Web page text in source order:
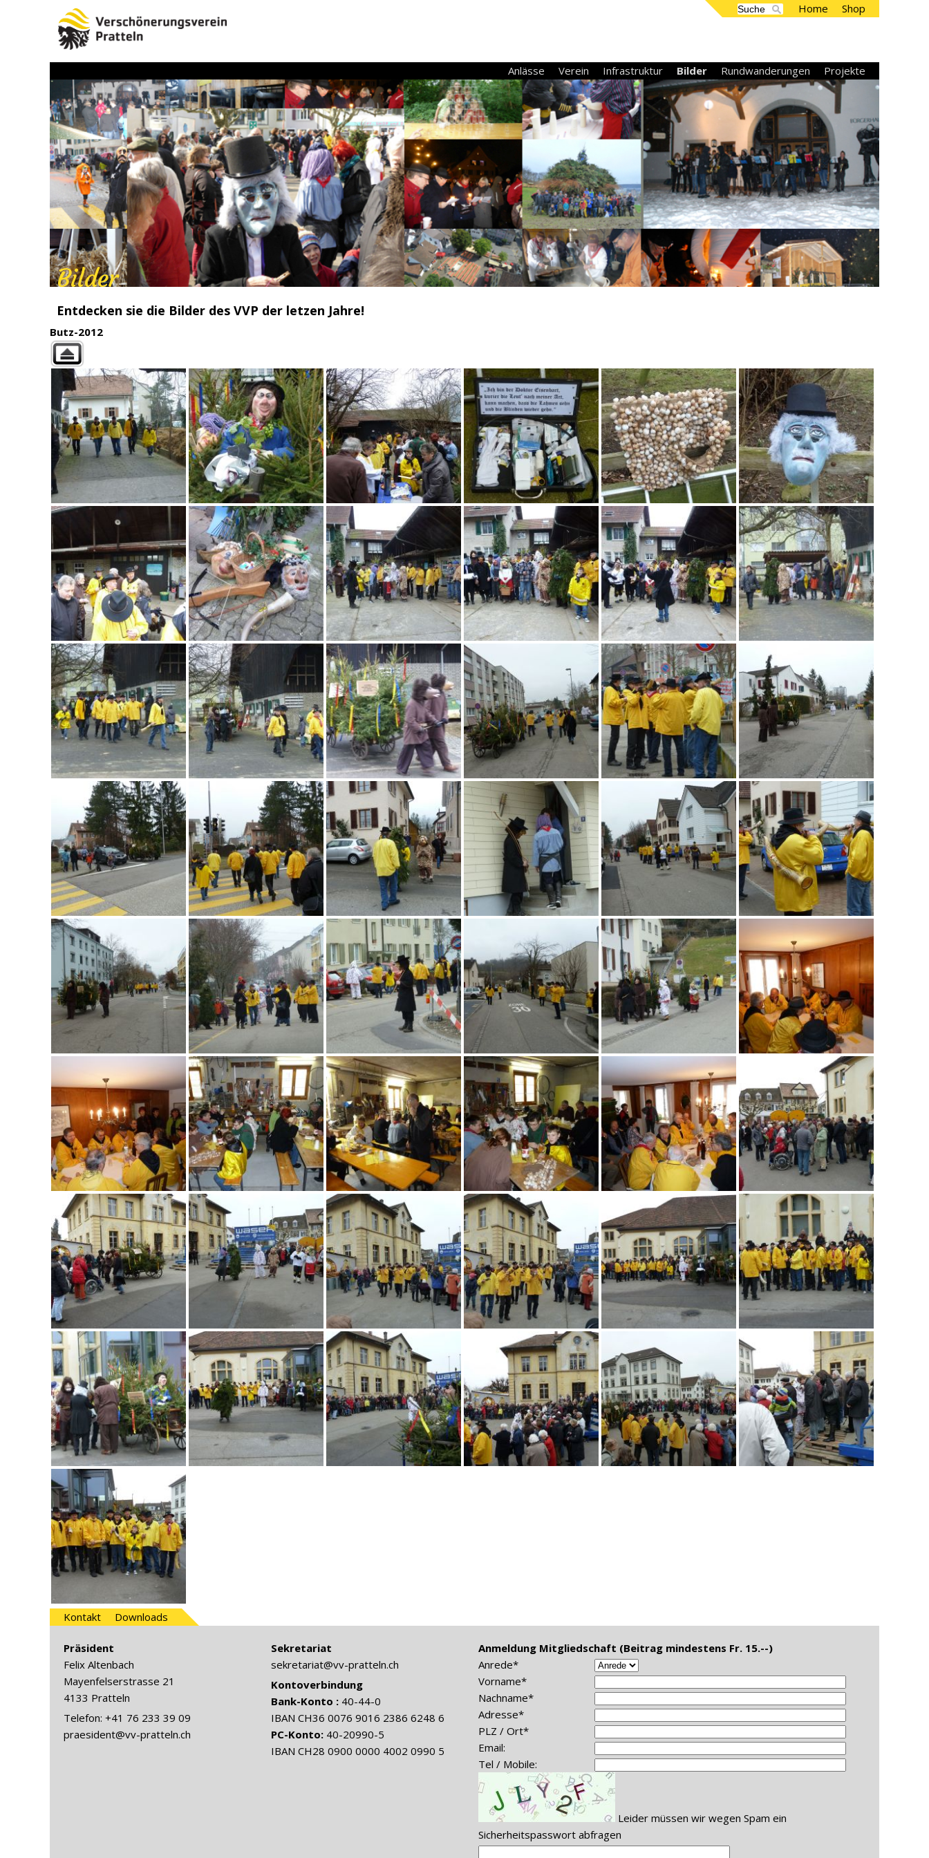
Home Shop
Anlässe Verein Infrastruktur Bilder Rundwanderungen Projekte
Bilder
Entdecken sie die Bilder des VVP der letzen Jahre!
Butz-2012
Kontakt Downloads
Präsident
Felix Altenbach
Mayenfelserstrasse 21
4133 Pratteln
Telefon: +41 76 233 39 09
praesident@vv-pratteln.ch
Sekretariat
sekretariat@vv-pratteln.ch
Kontoverbindung
Bank-Konto : 40-44-0
IBAN CH36 0076 9016 2386 6248 6
PC-Konto: 40-20990-5
IBAN CH28 0900 0000 4002 0990 5
Anmeldung Mitgliedschaft (Beitrag mindestens Fr. 15.--)
Anrede*
Vorname*
Nachname*
Adresse*
PLZ / Ort*
Email:
Tel / Mobile:
Leider müssen wir wegen Spam ein
Sicherheitspasswort abfragen